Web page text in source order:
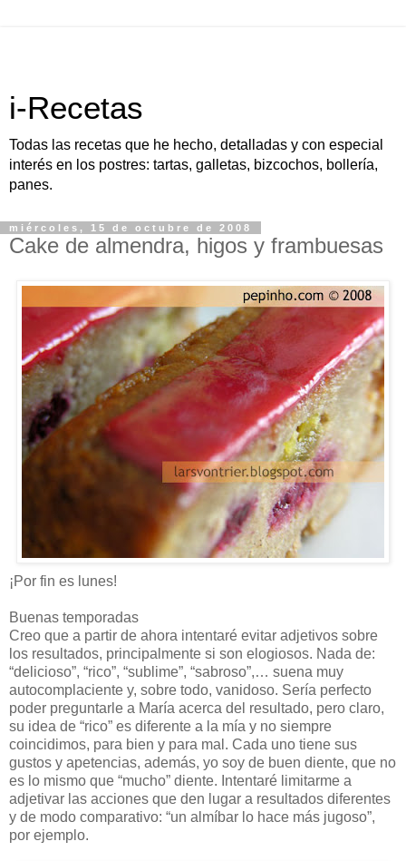
i-Recetas
Todas las recetas que he hecho, detalladas y con especial
interés en los postres: tartas, galletas, bizcochos, bollería,
panes.
miércoles, 15 de octubre de 2008
Cake de almendra, higos y frambuesas
¡Por fin es lunes!
Buenas temporadas
Creo que a partir de ahora intentaré evitar adjetivos sobre
los resultados, principalmente si son elogiosos. Nada de:
“delicioso”, “rico”, “sublime”, “sabroso”,… suena muy
autocomplaciente y, sobre todo, vanidoso. Sería perfecto
poder preguntarle a María acerca del resultado, pero claro,
su idea de “rico” es diferente a la mía y no siempre
coincidimos, para bien y para mal. Cada uno tiene sus
gustos y apetencias, además, yo soy de buen diente, que no
es lo mismo que “mucho” diente. Intentaré limitarme a
adjetivar las acciones que den lugar a resultados diferentes
y de modo comparativo: “un almíbar lo hace más jugoso”,
por ejemplo.